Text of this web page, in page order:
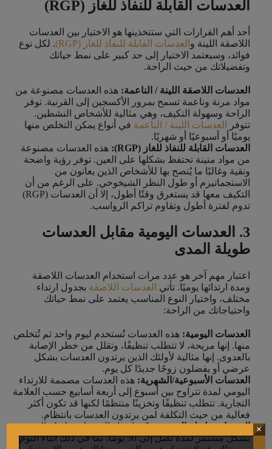
العدسات القابلة للنفاذ للغاز (RGP)
أحد أهم القرارات التي ستتخذينها هو الاختيار بين العدسات
اللاصقة اللينة و العدسات القابلة للنفاذ للغاز (RGP)
. لكل نوع
فوائد، وسيعتمد الاختيار إلى حد كبير على نمط حياتك
وتفضيلاتك من حيث الراحة.
العدسات اللاصقة اللينة / الناعمة: هذه العدسات مصنوعة من
مواد مرنة وناعمة تسمح بمرور الأكسجين إلى القرنية. توفر
الراحة وسهولة التكيف، وهي مثالية للأشخاص النشطين.
تتوفر
العدسات اللينة / الناعمة في أنواع يمكن التخلص منها
يوميًا أو أسبوعيًا أو شهريًا.
العدسات القابلة للنفاذ للغاز (RGP):
هذه العدسات مصنوعة
من مواد متينة تحتفظ بشكلها على العين. توفر رؤية واضحة
ونقية وغالبًا ما يُنصح بها للأشخاص الذين يعانون من
الاستجماتيزم أو طول النظر الشيخوخي. على الرغم من أن
التكيف معها قد يستغرق وقتًا أطول، إلا أن العدسات (RGP)
تدوم لفترة أطول وتقاوم تراكم الرواسب.
3. العدسات اليومية مقابل العدسات
طويلة المدى
اعتبار مهم آخر هو عدد مرات استخدام العدسات اللاصقة
ومدة ارتدائها يوميًا. تأتي العدسات اللاصقة بجدول ارتداء
مختلف، واختيار النوع المناسب يعتمد على نمط حياتك
واحتياجاتك من الراحة:
العدسات اليومية: هذه العدسات تُستخدم ليوم واحد ثم تُتخلص
منها. إنها مريحة، لا تتطلب تنظيفًا، وتقلل من خطر الإصابة
بالعدوى. إنها مثالية لأولئك الذين يرتدون العدسات بشكل
عرضي أو يفضلون زوجًا جديدًا كل يوم.
العدسات الأسبوعية/الشهرية: هذه العدسات مصممة للارتداء
اليومي لمدة تتراوح بين أسبوع إلى أربعة أسابيع حسب العلامة
التجارية. تتطلب تنظيفًا وتخزينًا منتظمًا لكنها قد تكون أكثر
فعالية من حيث التكلفة لمن يرتدون العدسات بانتظام.
العدسات طويلة المدى:يمكن ارتداء العدسات طويلة المدى
بشكل مستمر لمدة تصل إلى 30 يومًا، بما في ذلك أثناء النوم.
×